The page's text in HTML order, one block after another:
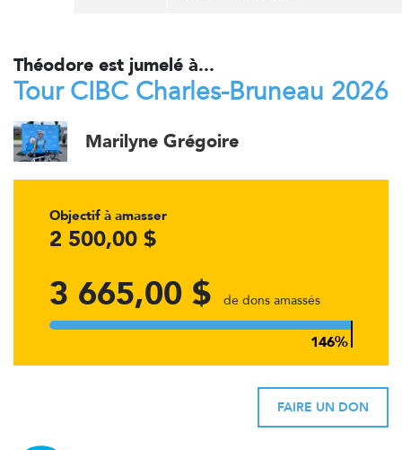
Théodore est jumelé à...
Tour CIBC Charles-Bruneau 2026
Marilyne Grégoire
Objectif à amasser
2 500,00 $
3 665,00 $ de dons amassés
FAIRE UN DON